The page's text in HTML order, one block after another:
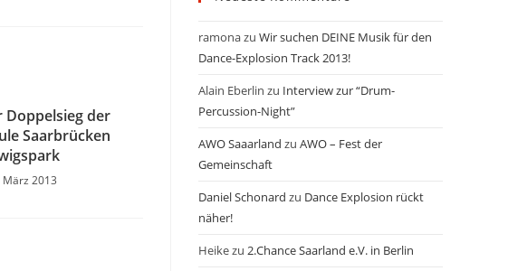
der
Saarbrücken
März 2013
ramonazu Wir suchen DEINE Musik für den
Dance-Explosion Track 2013!
Alain Eberlin zu Interview zur “Drum-
Percussion-Night”
AWO Saaarland zu AWO – Fest der
Gemeinschaft
Daniel Schonard zu Dance Explosion rückt
näher!
Heikezu 2.Chance Saarland e.V. in Berlin